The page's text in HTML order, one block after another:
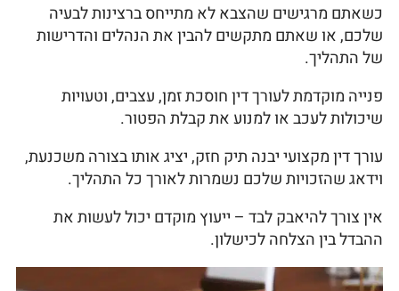
כשאתם מרגישים שהצבא לא מתייחס ברצינות לבעיה
שלכם, או שאתם מתקשים להבין את הנהלים והדרישות
של התהליך.
פנייה מוקדמת לעורך דין חוסכת זמן, עצבים, וטעויות
שיכולות לעכב או למנוע את קבלת הפטור.
עורך דין מקצועי יבנה תיק חזק, יציג אותו בצורה משכנעת,
וידאג שהזכויות שלכם נשמרות לאורך כל התהליך.
אין צורך להיאבק לבד – ייעוץ מוקדם יכול לעשות את
ההבדל בין הצלחה לכישלון.